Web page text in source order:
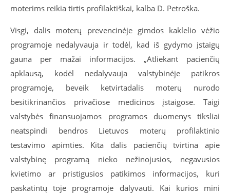
moterims reikia tirtis profilaktiškai, kalba D. Petroška.
Visgi, dalis moterų prevencinėje gimdos kaklelio vėžio
programoje nedalyvauja ir todėl, kad iš gydymo įstaigų
gauna per mažai informacijos. „Atliekant pacienčių
apklausą, kodėl nedalyvauja valstybinėje patikros
programoje, beveik ketvirtadalis moterų nurodo
besitikrinančios privačiose medicinos įstaigose. Taigi
valstybės finansuojamos programos duomenys tiksliai
neatspindi bendros Lietuvos moterų profilaktinio
testavimo apimties. Kita dalis pacienčių tvirtina apie
valstybinę programą nieko nežinojusios, negavusios
kvietimo ar pristigusios patikimos informacijos, kuri
paskatintų toje programoje dalyvauti. Kai kurios mini